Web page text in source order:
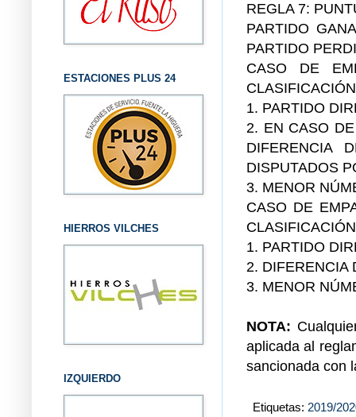
REGLA 7:
PARTIDO
PARTIDO
CASO DE
1. PARTIDO
2. EN CASO
DIFERENCIA
DISPUTADOS
3. MENOR
CASO DE
1. PARTIDO
2. DIFERENCIA
3. MENOR
NOTA:
aplicada al
sancionada con
Etiquetas: 2019/
ESTACIONES PLUS 24
HIERROS VILCHES
IZQUIERDO